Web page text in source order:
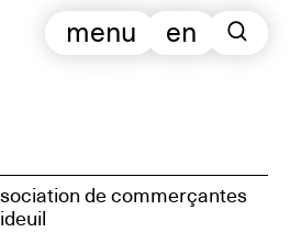
en
menu
de commerçantes